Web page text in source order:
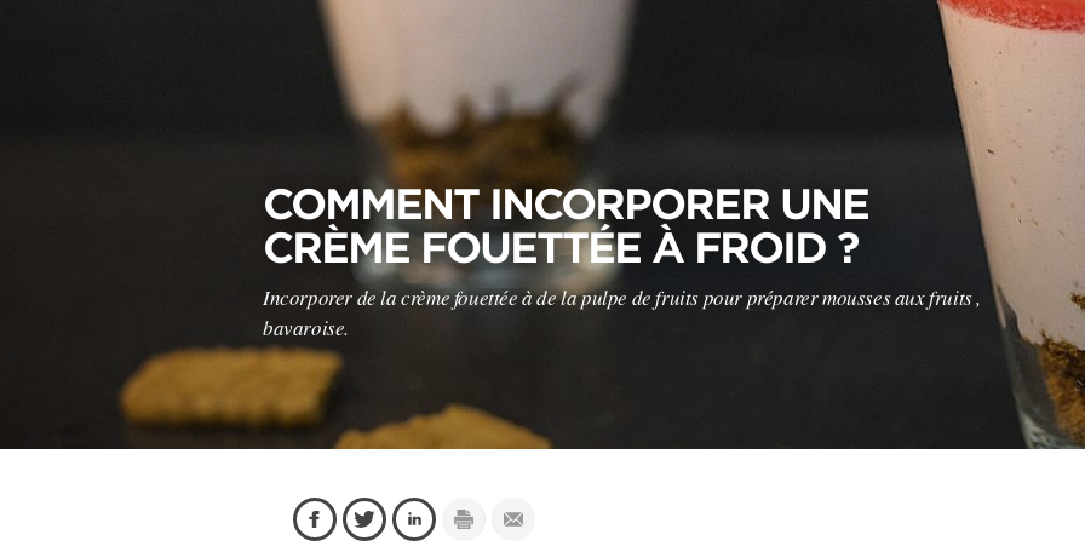
COMMENT INCORPORER UNE
CRÈME FOUETTÉE À FROID ?
Incorporer de la crème fouettée à de la pulpe de fruits pour préparer mousses aux fruits ,
bavaroise.